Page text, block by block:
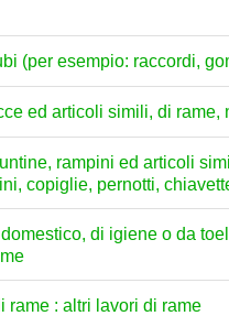
(per esempio: raccordi,
ed articoli simili, di rame,
rampini ed articoli
copiglie, pernotti,
di igiene o da
rame : altri lavori di rame